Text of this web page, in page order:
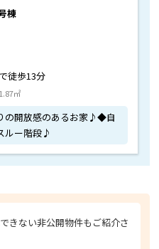
棟
徒歩13分
㎡
開放感のあるお家♪◆自
ルー階段♪
きない非公開物件もご紹介さ